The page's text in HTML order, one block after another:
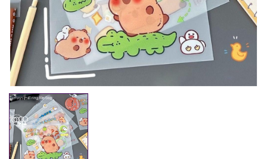
Ngày hết hạn:
Điều kiện: